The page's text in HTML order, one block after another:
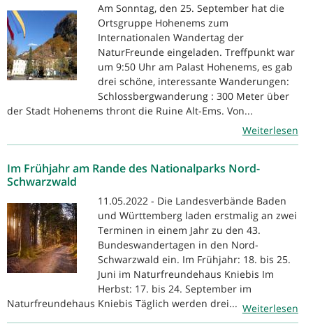
Am Sonntag, den 25. September hat die
Ortsgruppe Hohenems zum
Internationalen Wandertag der
NaturFreunde eingeladen. Treffpunkt war
um 9:50 Uhr am Palast Hohenems, es gab
drei schöne, interessante Wanderungen:
Schlossbergwanderung : 300 Meter über
der Stadt Hohenems thront die Ruine Alt-Ems. Von...
Weiterlesen
Im Frühjahr am Rande des Nationalparks Nord-
Schwarzwald
11.05.2022 - Die Landesverbände Baden
und Württemberg laden erstmalig an zwei
Terminen in einem Jahr zu den 43.
Bundeswandertagen in den Nord-
Schwarzwald ein. Im Frühjahr: 18. bis 25.
Juni im Naturfreundehaus Kniebis Im
Herbst: 17. bis 24. September im
Naturfreundehaus Kniebis Täglich werden drei... Weiterlesen